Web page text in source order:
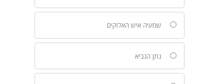
שמעיה איש האלוקים
נתן הנביא